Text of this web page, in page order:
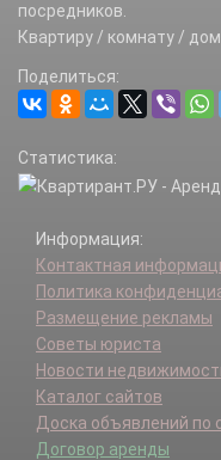
посредников.
Квартиру / комнату /
Поделиться:
Статистика:
Информация:
Контактная
Политика
Размещение рекламы
Советы юриста
Новости
Каталог сайтов
Доска объявлений по
Договор аренды